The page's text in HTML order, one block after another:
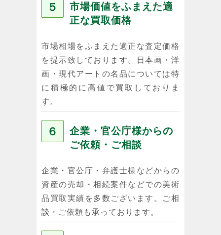
５
市場価値をふまえた適
正な買取価格
市場相場をふまえた適正な査定価格
を提示致しております。日本画・洋
画・現代アートの名品については特
に積極的に高値で買取しておりま
す。
６
企業・官公庁様からの
ご依頼・ご相談
企業・官公庁・弁護士様などからの
資産の売却・相続案件などでの美術
品買取実績を多数ございます。ご相
談・ご依頼も承っております。